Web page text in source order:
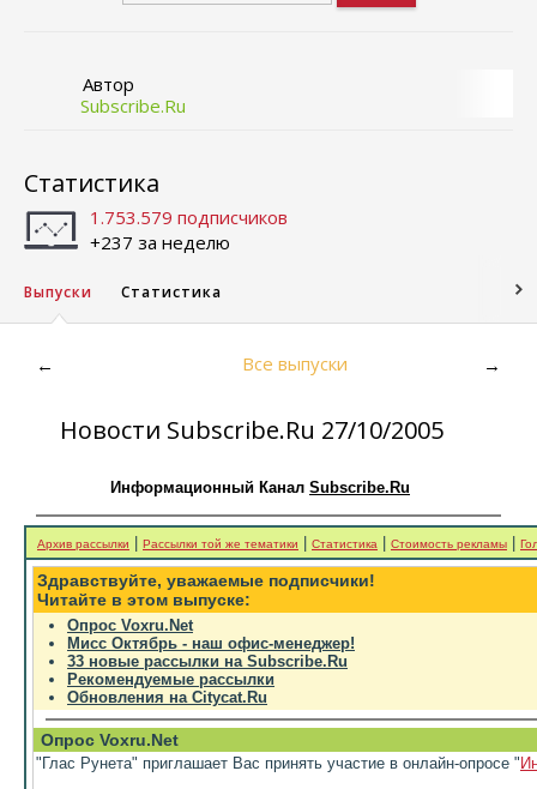
Автор
Subscribe.Ru
Статистика
1.753.579 подписчиков
+237 за неделю
Выпуски Статистика
← Все выпуски →
Новости Subscribe.Ru 27/10/2005
Информационный Канал Subscribe.Ru
Архив рассылки Рассылки той же тематики Статистика Стоимость рекламы
Здравствуйте, уважаемые подписчики!
Читайте в этом выпуске:
Опрос Voxru.Net
Мисс Октябрь - наш офис-менеджер!
33 новые рассылки на Subscribe.Ru
Рекомендуемые рассылки
Обновления на Citycat.Ru
Опрос Voxru.Net
"Глас Рунета" приглашает Вас принять участие в онлайн-опросе "